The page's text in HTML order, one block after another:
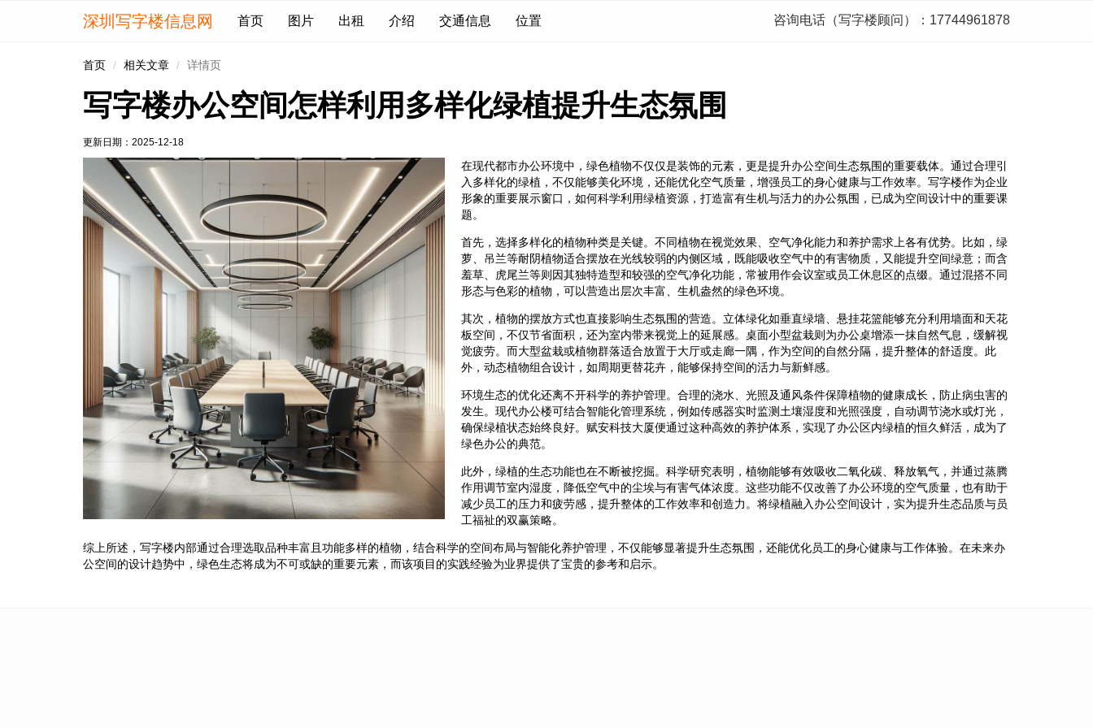
深圳写字楼信息网 首页 图片 出租 介绍 交通信息 位置 咨询电话（写字楼顾问）：17744961878
首页 相关文章 详情页
写字楼办公空间怎样利用多样化绿植提升生态氛围
更新日期： 2025-12-18
在现代都市办公环境中，绿色植物不仅仅是装饰的元素，更是提升办公空间生态氛围的重要载体。通过合理引
入多样化的绿植，不仅能够美化环境，还能优化空气质量，增强员工的身心健康与工作效率。写字楼作为企业
形象的重要展示窗口，如何科学利用绿植资源，打造富有生机与活力的办公氛围，已成为空间设计中的重要课
题。
首先，选择多样化的植物种类是关键。不同植物在视觉效果、空气净化能力和养护需求上各有优势。比如，绿
萝、吊兰等耐阴植物适合摆放在光线较弱的内侧区域，既能吸收空气中的有害物质，又能提升空间绿意；而含
羞草、虎尾兰等则因其独特造型和较强的空气净化功能，常被用作会议室或员工休息区的点缀。通过混搭不同
形态与色彩的植物，可以营造出层次丰富、生机盎然的绿色环境。
其次，植物的摆放方式也直接影响生态氛围的营造。立体绿化如垂直绿墙、悬挂花篮能够充分利用墙面和天花
板空间，不仅节省面积，还为室内带来视觉上的延展感。桌面小型盆栽则为办公桌增添一抹自然气息，缓解视
觉疲劳。而大型盆栽或植物群落适合放置于大厅或走廊一隅，作为空间的自然分隔，提升整体的舒适度。此
外，动态植物组合设计，如周期更替花卉，能够保持空间的活力与新鲜感。
环境生态的优化还离不开科学的养护管理。合理的浇水、光照及通风条件保障植物的健康成长，防止病虫害的
发生。现代办公楼可结合智能化管理系统，例如传感器实时监测土壤湿度和光照强度，自动调节浇水或灯光，
确保绿植状态始终良好。赋安科技大厦便通过这种高效的养护体系，实现了办公区内绿植的恒久鲜活，成为了
绿色办公的典范。
此外，绿植的生态功能也在不断被挖掘。科学研究表明，植物能够有效吸收二氧化碳、释放氧气，并通过蒸腾
作用调节室内湿度，降低空气中的尘埃与有害气体浓度。这些功能不仅改善了办公环境的空气质量，也有助于
减少员工的压力和疲劳感，提升整体的工作效率和创造力。将绿植融入办公空间设计，实为提升生态品质与员
工福祉的双赢策略。
综上所述，写字楼内部通过合理选取品种丰富且功能多样的植物，结合科学的空间布局与智能化养护管理，不仅能够显著提升生态氛围，还能优化员工的身心健康与工作体验。在未来办
公空间的设计趋势中，绿色生态将成为不可或缺的重要元素，而该项目的实践经验为业界提供了宝贵的参考和启示。